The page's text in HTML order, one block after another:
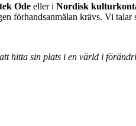
Ode eller i Nordisk
förhandsanmälan krävs. Vi talar
hitta sin plats i en värld i